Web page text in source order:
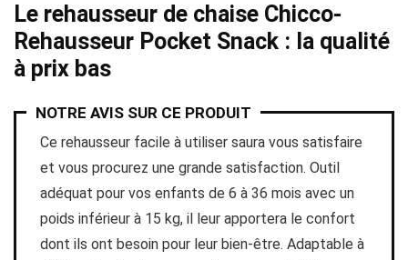
Le rehausseur de chaise Chicco-
Rehausseur Pocket Snack : la qualité
à prix bas
NOTRE AVIS SUR CE PRODUIT
Ce rehausseur facile à utiliser saura vous satisfaire
et vous procurez une grande satisfaction. Outil
adéquat pour vos enfants de 6 à 36 mois avec un
poids inférieur à 15 kg, il leur apportera le confort
dont ils ont besoin pour leur bien-être. Adaptable à